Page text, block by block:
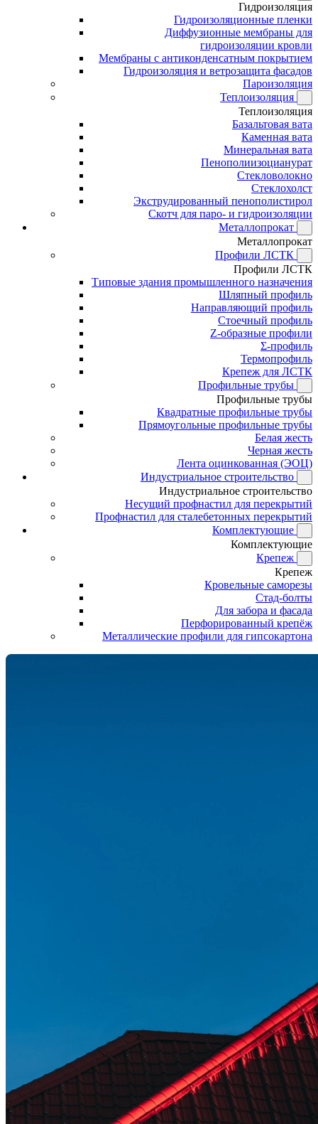
Гидроизоляция
Гидроизоляционные пленки
Диффузионные мембраны для
гидроизоляции кровли
Мембраны с антиконденсатным покрытием
Гидроизоляция и ветрозащита фасадов
Пароизоляция
Теплоизоляция
Теплоизоляция
Базальтовая вата
Каменная вата
Минеральная вата
Пенополиизоцианурат
Стекловолокно
Стеклохолст
Экструдированный пенополистирол
Скотч для паро- и гидроизоляции
Металлопрокат
Металлопрокат
Профили ЛСТК
Профили ЛСТК
Типовые здания промышленного назначения
Шляпный профиль
Направляющий профиль
Стоечный профиль
Z-образные профили
Σ-профиль
Термопрофиль
Крепеж для ЛСТК
Профильные трубы
Профильные трубы
Квадратные профильные трубы
Прямоугольные профильные трубы
Белая жесть
Черная жесть
Лента оцинкованная (ЭОЦ)
Индустриальное строительство
Индустриальное строительство
Несущий профнастил для перекрытий
Профнастил для сталебетонных перекрытий
Комплектующие
Комплектующие
Крепеж
Крепеж
Кровельные саморезы
Стад-болты
Для забора и фасада
Перфорированный крепёж
Металлические профили для гипсокартона